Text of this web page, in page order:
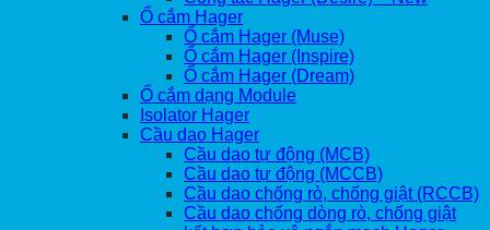
Ổ cắm Hager
Ổ cắm Hager (Muse)
Ổ cắm Hager (Inspire)
Ổ cắm Hager (Dream)
Ổ cắm dạng Module
Isolator Hager
Cầu dao Hager
Cầu dao tự động (MCB)
Cầu dao tự động (MCCB)
Cầu dao chống rò, chống giật (RCCB)
Cầu dao chống dòng rò, chống giật